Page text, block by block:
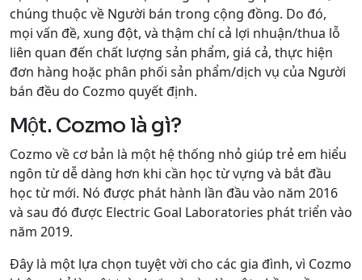
chúng thuộc về Người bán trong cộng đồng. Do đó,
mọi vấn đề, xung đột, và thậm chí cả lợi nhuận/thua lỗ
liên quan đến chất lượng sản phẩm, giá cả, thực hiện
đơn hàng hoặc phân phối sản phẩm/dịch vụ của Người
bán đều do Cozmo quyết định.
Một. Cozmo là gì?
Cozmo về cơ bản là một hệ thống nhỏ giúp trẻ em hiểu
ngôn từ dễ dàng hơn khi cần học từ vựng và bắt đầu
học từ mới. Nó được phát hành lần đầu vào năm 2016
và sau đó được Electric Goal Laboratories phát triển vào
năm 2019.
Đây là một lựa chọn tuyệt vời cho các gia đình, vì Cozmo